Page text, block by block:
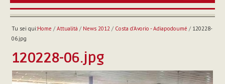
HOME
BÉTHARRAM
MISSIONE
NEF
Tu sei qui:Home / Attualità / News 2012 / Costa d'Avorio - Adiapodoumé / 120228-
06.jpg
120228-06.jpg